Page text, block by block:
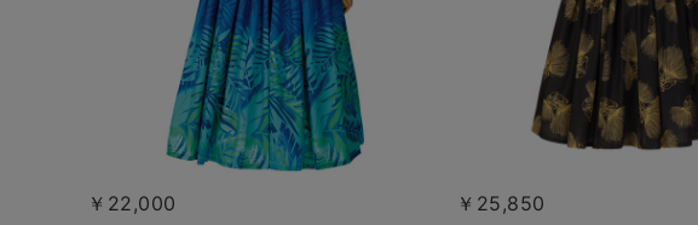
￥22,000 ￥25,850